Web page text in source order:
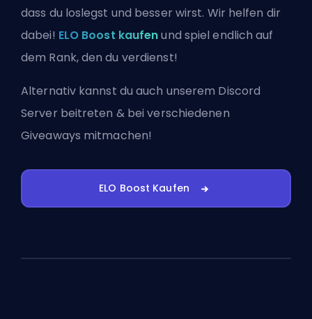
dass du loslegst und besser wirst. Wir helfen dir
dabei! ELO Boost kaufenund spiel endlich auf
dem Rank, den du verdienst!
Alternativ kannst du auch unserem Discord
Server beitreten & bei verschiedenen
Giveaways mitmachen!
ELO Boost Kaufen